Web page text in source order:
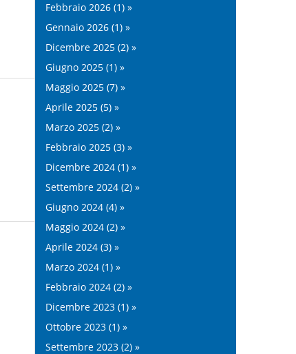
Febbraio 2026 (1) »
Gennaio 2026 (1) »
Dicembre 2025 (2) »
Giugno 2025 (1) »
Maggio 2025 (7) »
Aprile 2025 (5) »
Marzo 2025 (2) »
Febbraio 2025 (3) »
Dicembre 2024 (1) »
Settembre 2024 (2) »
Giugno 2024 (4) »
Maggio 2024 (2) »
Aprile 2024 (3) »
Marzo 2024 (1) »
Febbraio 2024 (2) »
Dicembre 2023 (1) »
Ottobre 2023 (1) »
Settembre 2023 (2) »